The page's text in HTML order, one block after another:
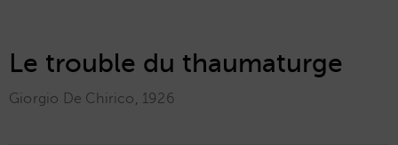
Le trouble du thaumaturge
Giorgio De Chirico, 1926